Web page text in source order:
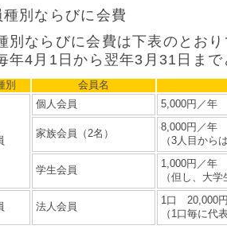
別ならびに会費
別ならびに会費は下表のとお
年4月1日から翌年3月31日ま
別 会員名
個人会員 5,000円／年
家族会員（2名）
8,000円／年
（3人目から
学生会員
1,000円／年
（但し、大
法人会員
1口 20,000
（1口毎に代